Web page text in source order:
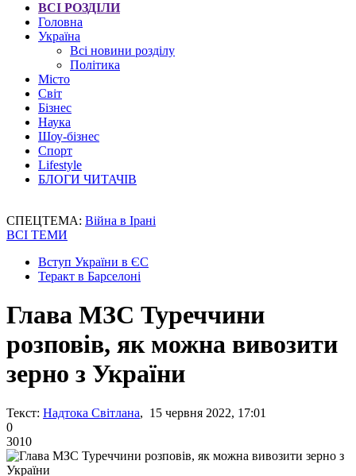
ВСІ РОЗДІЛИ
Головна
Україна
Всі новини розділу
Політика
Місто
Світ
Бізнес
Наука
Шоу-бізнес
Спорт
Lifestyle
БЛОГИ ЧИТАЧІВ
СПЕЦТЕМА: Війна в Ірані
ВСІ ТЕМИ
Вступ України в ЄС
Теракт в Барселоні
Глава МЗС Туреччини
розповів, як можна вивозити
зерно з України
Текст: Надтока Світлана, 15 червня 2022, 17:01
0
3010